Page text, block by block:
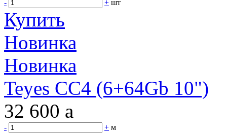
- + шт
Купить
Новинка
Новинка
Teyes CC4 (6+64Gb 10")
32 600 a
- + м